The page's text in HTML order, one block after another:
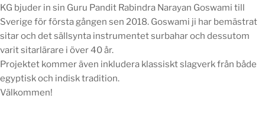
KG bjuder in sin Guru Pandit Rabindra Narayan Goswami till
Sverige för första gången sen 2018. Goswami ji har bemästrat
sitar och det sällsynta instrumentet surbahar och dessutom
varit sitarlärare i över 40 år.
Projektet kommer även inkludera klassiskt slagverk från både
egyptisk och indisk tradition.
Välkommen!